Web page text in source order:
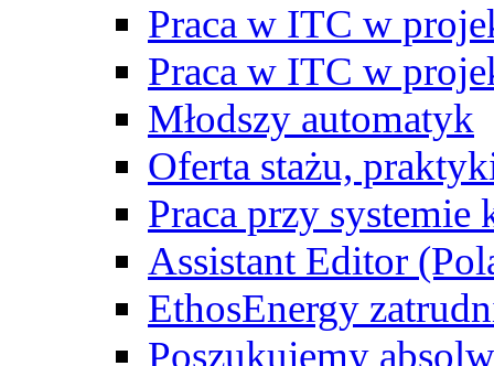
Praca w ITC w
Praca w ITC w
Młodszy automatyk
Oferta stażu,
Praca przy
Assistant Editor
EthosEnergy
Poszukujemy